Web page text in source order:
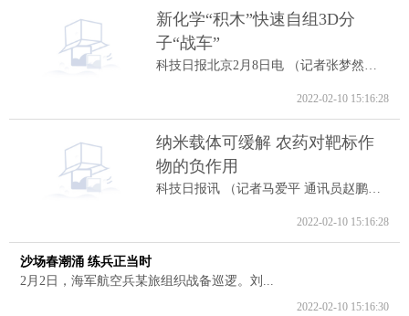
新化学“积木”快速自组3D分
子“战车”
2022-02-10 15:16:28
纳米载体可缓解 农药对靶标作
物的负作用
2022-02-10 15:16:28
沙场春潮涌 练兵正当时
2月2日，海军航空兵某旅组织战备巡逻。刘...
2022-02-10 15:16:30